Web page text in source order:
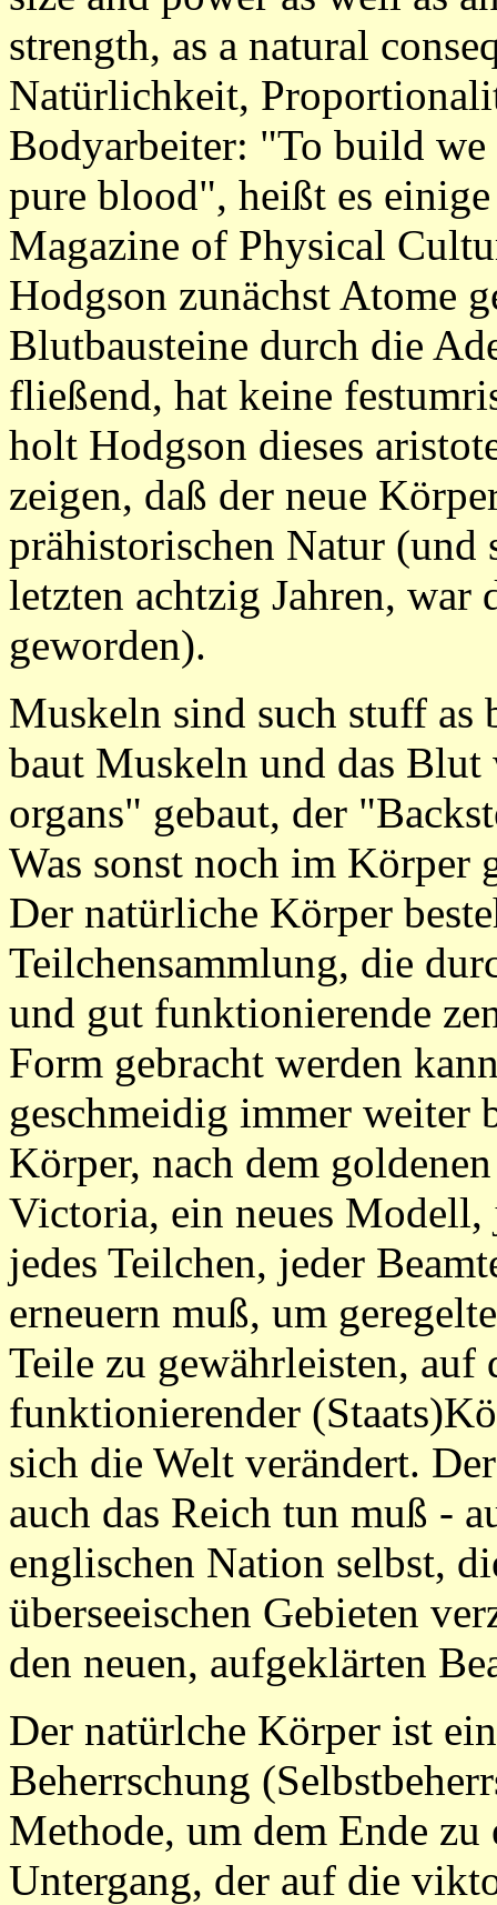
strength, as a natural
Natürlichkeit,
Bodyarbeiter: "To build
pure blood", heißt es
Magazine of Physical
Hodgson zunächst Atome
Blutbausteine durch die
fließend, hat keine
holt Hodgson dieses
zeigen, daß der neue
prähistorischen Natur
letzten achtzig Jahren,
geworden).
Muskeln sind such stuff as
baut Muskeln und das
organs" gebaut, der
Was sonst noch im Körper
Der natürliche Körper
Teilchensammlung, die
und gut funktionierende
Form gebracht werden
geschmeidig immer weiter
Körper, nach dem
Victoria, ein neues Modell,
jedes Teilchen, jeder
erneuern muß, um
Teile zu gewährleisten,
funktionierender
sich die Welt verändert.
auch das Reich tun muß -
englischen Nation selbst,
überseeischen Gebieten
den neuen, aufgeklärten
Der natürlche Körper ist
Beherrschung
Methode, um dem Ende
Untergang, der auf die